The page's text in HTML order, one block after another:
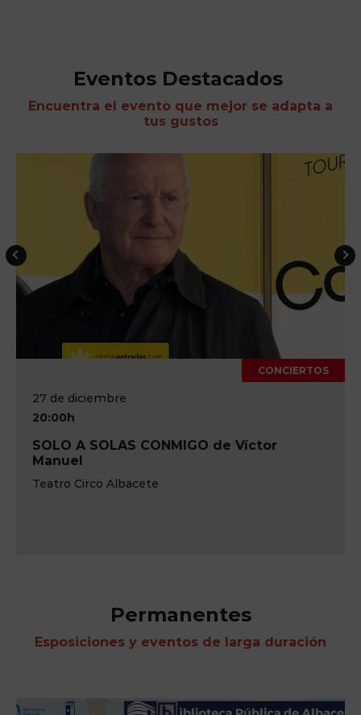
Eventos Destacados
Encuentra el evento que mejor se adapta a
tus gustos
17 de octubre
20:00h
IM-PULSE Pink Floyd Tribute Live Show
Teatro Circo de Albacete
CONCIERTOS
Permanentes
Esposiciones y eventos de larga duración